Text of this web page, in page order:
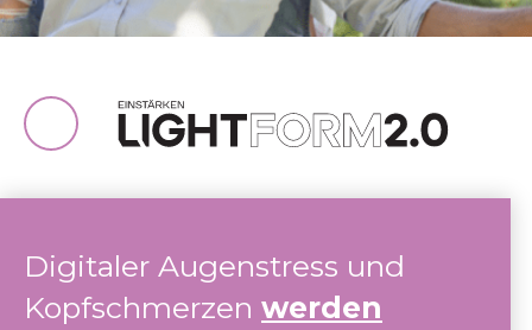
Digitaler Augenstress und
Kopfschmerzen werden